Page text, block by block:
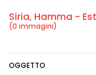
Siria, Hamma -
(0 immagini)
OGGETTO